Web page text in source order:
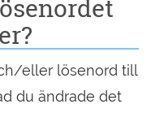
eller lösenord till
du ändrade det